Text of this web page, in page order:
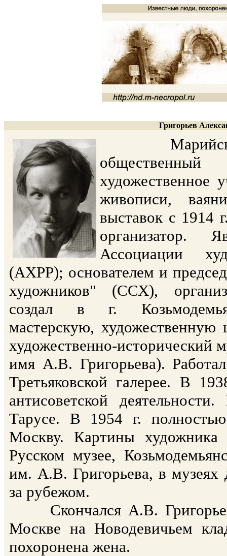
Григорьев
Марийский
художественное
живописи,
выставок с 1914
организатор.
Ассоциации
(АХРР); основателем и
художников" (ССХ),
создал в г.
мастерскую, художественную
художественно-исторический
имя А.В. Григорьева).
Третьяковской галерее. В
антисоветской
Тарусе. В 1954 г.
Москву. Картины художника
Русском музее,
им. А.В. Григорьева, в музеях
за рубежом.
Скончался А.В. Григорьев
Москве на Новодевичьем
похоронена жена.